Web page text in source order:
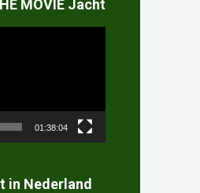
MOVIE Jacht
01:38:04
in Nederland